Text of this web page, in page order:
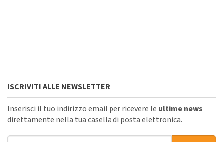
ISCRIVITI ALLE NEWSLETTER
Inserisci il tuo indirizzo email per ricevere le ultime news
direttamente nella tua casella di posta elettronica.